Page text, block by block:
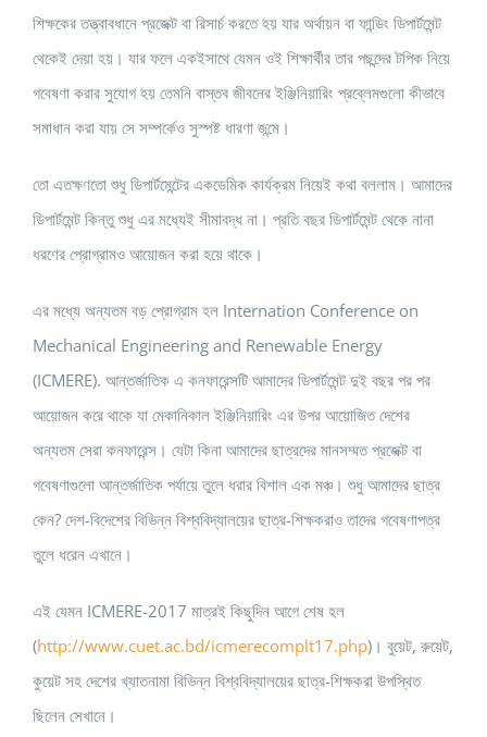
শিক্ষকের তত্ত্বাবধানে প্রজেক্ট বা রিসার্চ করতে হয় যার অর্থায়ন বা ফান্ডিং ডিপার্টমেন্ট
থেকেই দেয়া হয়। যার ফলে একইসাথে যেমন ওই শিক্ষার্থীর তার পছন্দের টপিক নিয়ে
গবেষণা করার সুযোগ হয় তেমনি বাস্তব জীবনের ইঞ্জিনিয়ারিং প্রব্লেমগুলো কীভাবে
সমাধান করা যায় সে সম্পর্কেও সুস্পষ্ট ধারণা জন্মে।
তো এতক্ষণতো শুধু ডিপার্টমেন্টের একডেমিক কার্যক্রম নিয়েই কথা বললাম। আমাদের
ডিপার্টমেন্ট কিন্তু শুধু এর মধ্যেই সীমাবদ্ধ না। প্রতি বছর ডিপার্টমেন্ট থেকে নানা
ধরণের প্রোগ্রামও আয়োজন করা হয়ে থাকে।
এর মধ্যে অন্যতম বড় প্রোগ্রাম হল Internation Conference on
Mechanical Engineering and Renewable Energy
(ICMERE). আন্তর্জাতিক এ কনফারেন্সটি আমাদের ডিপার্টমেন্ট দুই বছর পর পর
আয়োজন করে থাকে যা মেকানিকাল ইঞ্জিনিয়ারিং এর উপর আয়োজিত দেশের
অন্যতম সেরা কনফারেন্স। যেটা কিনা আমাদের ছাত্রদের মানসম্মত প্রজেক্ট বা
গবেষণাগুলো আন্তর্জাতিক পর্যায়ে তুলে ধরার বিশাল এক মঞ্চ। শুধু আমাদের ছাত্র
কেন? দেশ-বিদেশের বিভিন্ন বিশ্ববিদ্যালয়ের ছাত্র-শিক্ষকরাও তাদের গবেষণাপত্র
তুলে ধরেন এখানে।
এই যেমন ICMERE-2017 মাত্রই কিছুদিন আগে শেষ হল
(http://www.cuet.ac.bd/icmerecomplt17.php)। বুয়েট, রুয়েট,
কুয়েট সহ দেশের খ্যাতনামা বিভিন্ন বিশ্ববিদ্যালয়ের ছাত্র-শিক্ষকরা উপস্থিত
ছিলেন সেখানে।